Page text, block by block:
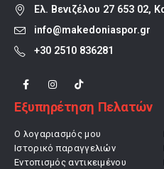
Ελ. Βενιζέλου 27 653 02,
info@makedoniaspor.gr
+30 2510 836281
Εξυπηρέτηση Πελατών
Ο λογαριασμός μου
Ιστορικό παραγγελιών
Εντοπισμός αντικειμένου